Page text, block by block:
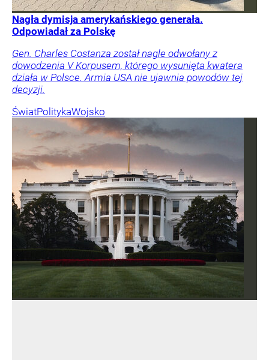
Nagła dymisja amerykańskiego generała.
Odpowiadał za Polskę
Gen. Charles Costanza został nagle odwołany z
dowodzenia V Korpusem, którego wysunięta kwatera
działa w Polsce. Armia USA nie ujawnia powodów tej
decyzji.
ŚwiatPolitykaWojsko